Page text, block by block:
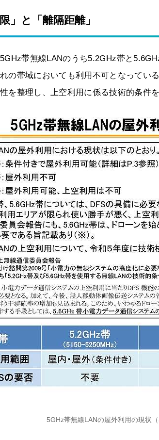
」と「離隔距離」
帯無線LANのうち5.2GHz帯と
の帯域においても利用不可となってい
を整理し、上空利用に係る技術的条件を
5GHz帯無線LANの屋外利用の現状（